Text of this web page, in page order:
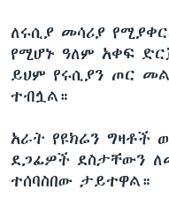
ለሩሲያ መሳሪያ
የሚሆኑ ዓለም አቀፍ
ይህም የሩሲያን ጦር
ተብሏል።
አራት የዩክሬን ግዛቶች
ደጋፊዎች ደስታቸውን
ተሰባስበው ታይተዋል።